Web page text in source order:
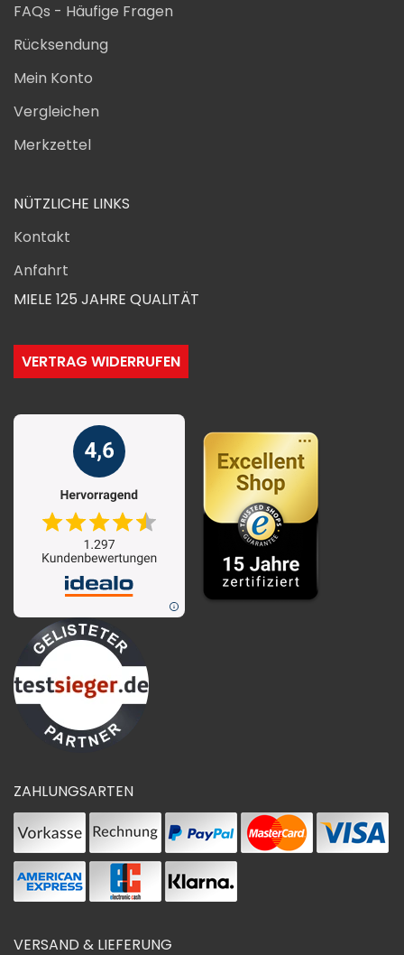
FAQs - Häufige Fragen
Rücksendung
Mein Konto
Vergleichen
Merkzettel
NÜTZLICHE LINKS
Kontakt
Anfahrt
MIELE 125 JAHRE QUALITÄT
VERTRAG WIDERRUFEN
ZAHLUNGSARTEN
VERSAND & LIEFERUNG